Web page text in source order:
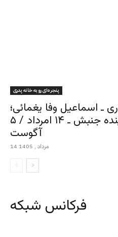
پنجره‌ای رو به خانه پدری
ـ اسماعیل وفا یغمائی؛
جایگاه شاهزاده و آینده جنبش ـ ۱۴ امرداد / ۵
آگوست
14 مرداد , 1405
فرکانس شبکه